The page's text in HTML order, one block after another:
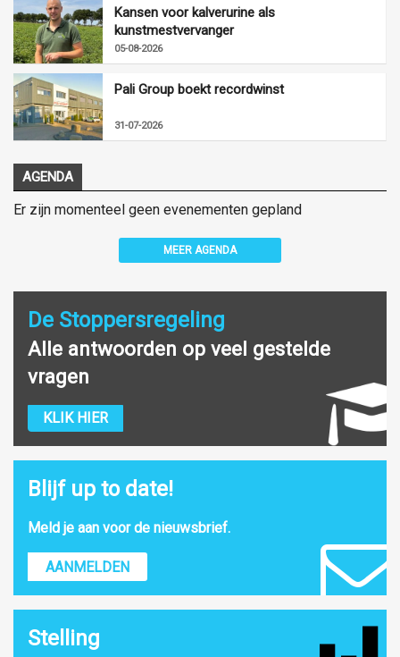
Kansen voor kalverurine als
kunstmestvervanger
05-08-2026
Pali Group boekt recordwinst
31-07-2026
AGENDA
Er zijn momenteel geen evenementen gepland
MEER AGENDA
De Stoppersregeling
Alle antwoorden op veel gestelde
vragen
KLIK HIER
Blijf up to date!
Meld je aan voor de nieuwsbrief.
AANMELDEN
Stelling